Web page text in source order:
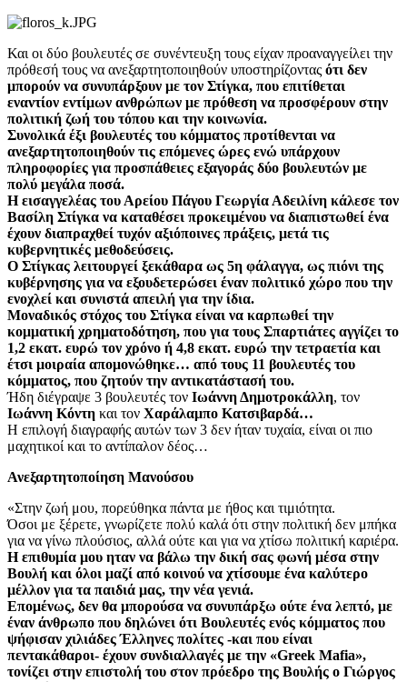
Και οι δύο βουλευτές σε συνέντευξη τους είχαν προαναγγείλει την
πρόθεσή τους να ανεξαρτητοποιηθούν υποστηρίζοντας ότι δεν
μπορούν να συνυπάρξουν με τον Στίγκα, που επιτίθεται
εναντίον εντίμων ανθρώπων με πρόθεση να προσφέρουν στην
πολιτική ζωή του τόπου και την κοινωνία.
Συνολικά έξι βουλευτές του κόμματος προτίθενται να
ανεξαρτητοποιηθούν τις επόμενες ώρες ενώ υπάρχουν
πληροφορίες για προσπάθειες εξαγοράς δύο βουλευτών με
πολύ μεγάλα ποσά.
Η εισαγγελέας του Αρείου Πάγου Γεωργία Αδειλίνη κάλεσε τον
Βασίλη Στίγκα να καταθέσει προκειμένου να διαπιστωθεί ένα
έχουν διαπραχθεί τυχόν αξιόποινες πράξεις, μετά τις
κυβερνητικές μεθοδεύσεις.
Ο Στίγκας λειτουργεί ξεκάθαρα ως 5η φάλαγγα, ως πιόνι της
κυβέρνησης για να εξουδετερώσει έναν πολιτικό χώρο που την
ενοχλεί και συνιστά απειλή για την ίδια.
Μοναδικός στόχος του Στίγκα είναι να καρπωθεί την
κομματική χρηματοδότηση, που για τους Σπαρτιάτες αγγίζει το
1,2 εκατ. ευρώ τον χρόνο ή 4,8 εκατ. ευρώ την τετραετία και
έτσι μοιραία απομονώθηκε… από τους 11 βουλευτές του
κόμματος, που ζητούν την αντικατάστασή του.
Ήδη διέγραψε 3 βουλευτές τον Ιωάννη Δημοτροκάλλη, τον
Ιωάννη Κόντη και τον Χαράλαμπο Κατσιβαρδά…
Η επιλογή διαγραφής αυτών των 3 δεν ήταν τυχαία, είναι οι πιο
μαχητικοί και το αντίπαλον δέος…
Ανεξαρτητοποίηση Μανούσου
«Στην ζωή μου, πορεύθηκα πάντα με ήθος και τιμιότητα.
Όσοι με ξέρετε, γνωρίζετε πολύ καλά ότι στην πολιτική δεν μπήκα
για να γίνω πλούσιος, αλλά ούτε και για να χτίσω πολιτική καριέρα.
Η επιθυμία μου ηταν να βάλω την δική σας φωνή μέσα στην
Βουλή και όλοι μαζί από κοινού να χτίσουμε ένα καλύτερο
μέλλον για τα παιδιά μας, την νέα γενιά.
Επομένως, δεν θα μπορούσα να συνυπάρξω ούτε ένα λεπτό, με
έναν άνθρωπο που δηλώνει ότι Βουλευτές ενός κόμματος που
ψήφισαν χιλιάδες Έλληνες πολίτες -και που είναι
πεντακάθαροι- έχουν συνδιαλλαγές με την «Greek Mafia»,
τονίζει στην επιστολή του στον πρόεδρο της Βουλής ο Γιώργος